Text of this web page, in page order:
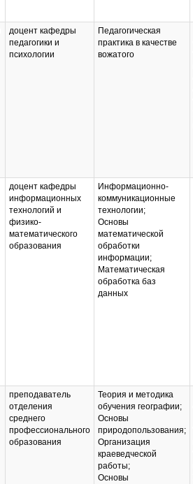
доцент кафедры
педагогики и
психологии
Педагогическая
практика в качестве
вожатого
доцент кафедры
информационных
технологий и
физико-
математического
образования
Информационно-
коммуникационные
технологии;
Основы
математической
обработки
информации;
Математическая
обработка баз
данных
преподаватель
отделения
среднего
профессионального
образования
Теория и методика
обучения географии;
Основы
природопользования;
Организация
краеведческой
работы;
Основы